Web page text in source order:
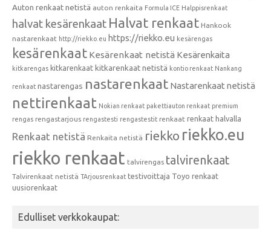
Auton renkaat netistä auton renkaita Formula ICE Halppisrenkaat
halvat kesärenkaat Halvat renkaat Hankook
nastarenkaat http://riekko.eu https://riekko.eu kesärengas
kesärenkaat Kesärenkaat netistä Kesärenkaita
kitkarengas kitkarenkaat kitkarenkaat netistä kontio renkaat Nankang
renkaat nastarengas nastarenkaat Nastarenkaat netistä
nettirenkaat Nokian renkaat pakettiauton renkaat premium
rengas rengastarjous rengastesti rengastestit renkaat renkaat halvalla
Renkaat netistä Renkaita netistä riekko riekko.eu
riekko renkaat talvirengas talvirenkaat
Talvirenkaat netistä TArjousrenkaat testivoittaja Toyo renkaat
uusiorenkaat
Edulliset verkkokaupat: